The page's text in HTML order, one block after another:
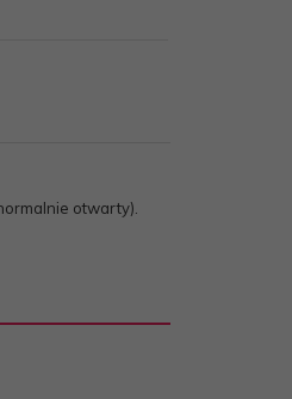
otwarty).